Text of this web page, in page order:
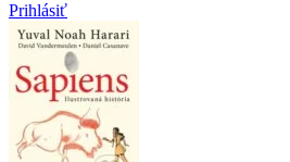
Prihlásiť